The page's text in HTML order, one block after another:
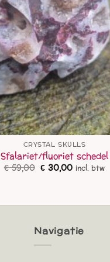
CRYSTAL SKULLS
Sfalariet/fluoriet schedel
€59,00 Oorspronkelijke
prijs
€30,00Huidige
prijs
incl. btw
Navigatie